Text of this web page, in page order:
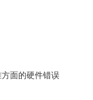
面的硬件错误